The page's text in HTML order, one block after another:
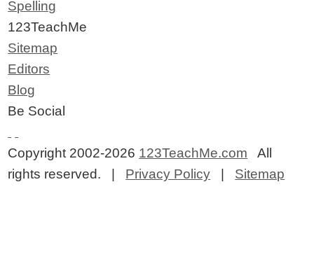
Spelling
123TeachMe
Sitemap
Editors
Blog
Be Social
Copyright 2002-2026 123TeachMe.com All
rights reserved. | Privacy Policy Sitemap